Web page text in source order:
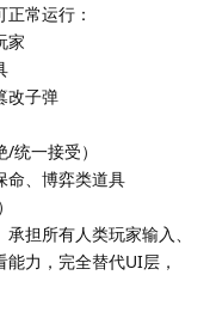
常运行：
家
改子弹
统一接受）
命、博弈类道具
担所有人类玩家输入、
力，完全替代UI层，